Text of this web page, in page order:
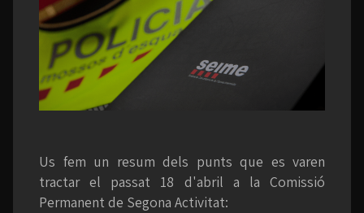
Us fem un resum dels punts que es varen
tractar el passat 18 d'abril a la Comissió
Permanent de Segona Activitat: